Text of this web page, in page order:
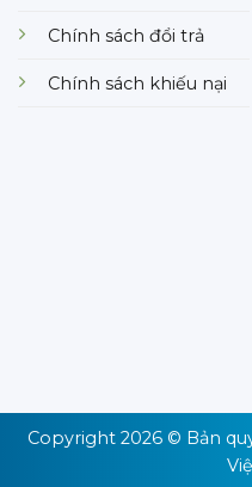
Chính sách đổi trả
Chính sách khiếu nại
Copyright 2026 © Bản